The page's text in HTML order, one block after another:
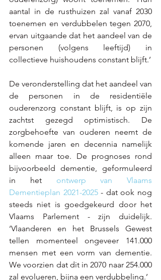
aantal in de rusthuizen zal vanaf 2030
toenemen en verdubbelen tegen 2070,
ervan uitgaande dat het aandeel van de
personen (volgens leeftijd) in
collectieve huishoudens constant blijft.’
De veronderstelling dat het aandeel van
de personen in de residentiële
ouderenzorg constant blijft, is op zijn
zachtst gezegd optimistisch. De
zorgbehoefte van ouderen neemt de
komende jaren en decennia namelijk
alleen maar toe. De prognoses rond
bijvoorbeeld dementie, geformuleerd
in het ontwerp van Vlaams
Dementieplan 2021-2025 - dat ook nog
steeds niet is goedgekeurd door het
Vlaams Parlement - zijn duidelijk.
‘Vlaanderen en het Brussels Gewest
tellen momenteel ongeveer 141.000
mensen met een vorm van dementie.
We voorzien dat dit in 2070 naar 254.000
zal evolueren, bijna een verdubbeling.’